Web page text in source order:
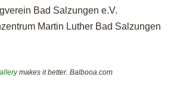
Bad Salzungen e.V.
Martin Luther Bad Salzungen
makes it better. Balbooa.com